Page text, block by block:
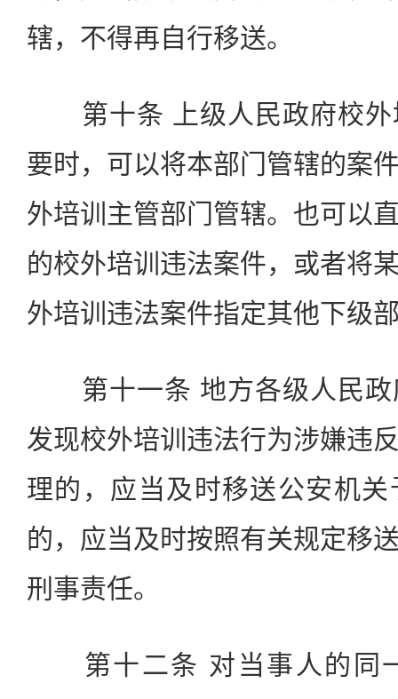
辖，不得再自行移送。
第十条 上级人民政府校外
要时，可以将本部门管辖的案
外培训主管部门管辖。也可以
的校外培训违法案件，或者将
外培训违法案件指定其他下级
第十一条 地方各级人民政
发现校外培训违法行为涉嫌违
理的，应当及时移送公安机
的，应当及时按照有关规定移
刑事责任。
第十二条 对当事人的同